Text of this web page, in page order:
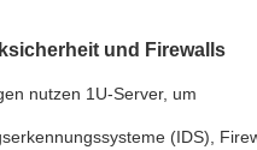
und Firewalls
nutzen 1U-Server, um
(IDS),